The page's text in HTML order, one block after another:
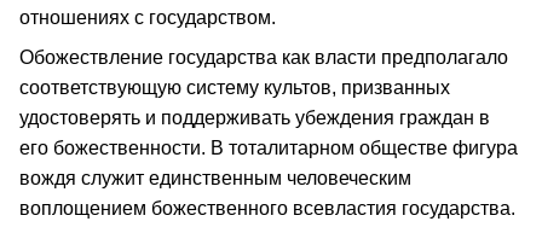
отношениях с государством.
Обожествление государства как власти предполагало
соответствующую систему культов, призванных
удостоверять и поддерживать убеждения граждан в
его божественности. В тоталитарном обществе фигура
вождя служит единственным человеческим
воплощением божественного всевластия государства.